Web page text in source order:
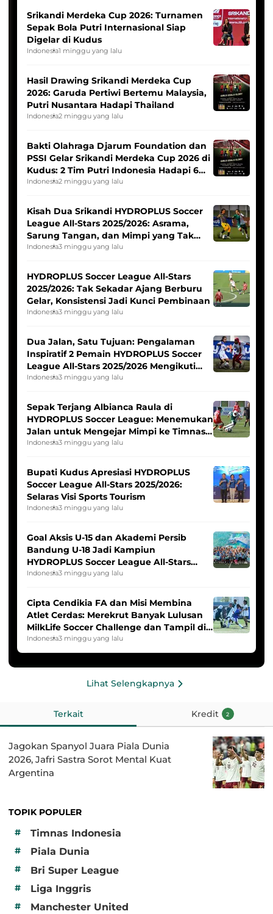
Srikandi Merdeka Cup 2026: Turnamen
Sepak Bola Putri Internasional Siap
Digelar di Kudus
Indonesia1 minggu yang lalu
Hasil Drawing Srikandi Merdeka Cup
2026: Garuda Pertiwi Bertemu Malaysia,
Putri Nusantara Hadapi Thailand
Indonesia2 minggu yang lalu
Bakti Olahraga Djarum Foundation dan
PSSI Gelar Srikandi Merdeka Cup 2026 di
Kudus: 2 Tim Putri Indonesia Hadapi 6
Tim Asia
Indonesia2 minggu yang lalu
Kisah Dua Srikandi HYDROPLUS Soccer
League All-Stars 2025/2026: Asrama,
Sarung Tangan, dan Mimpi yang Tak
Pernah Padam
Indonesia3 minggu yang lalu
HYDROPLUS Soccer League All-Stars
2025/2026: Tak Sekadar Ajang Berburu
Gelar, Konsistensi Jadi Kunci Pembinaan
Indonesia3 minggu yang lalu
Dua Jalan, Satu Tujuan: Pengalaman
Inspiratif 2 Pemain HYDROPLUS Soccer
League All-Stars 2025/2026 Mengikuti
Seleksi Timnas Indonesia Putri
Indonesia3 minggu yang lalu
Sepak Terjang Albianca Raula di
HYDROPLUS Soccer League: Menemukan
Jalan untuk Mengejar Mimpi ke Timnas
Indonesia Putri
Indonesia3 minggu yang lalu
Bupati Kudus Apresiasi HYDROPLUS
Soccer League All-Stars 2025/2026:
Selaras Visi Sports Tourism
Indonesia3 minggu yang lalu
Goal Aksis U-15 dan Akademi Persib
Bandung U-18 Jadi Kampiun
HYDROPLUS Soccer League All-Stars
2025/2026
Indonesia3 minggu yang lalu
Cipta Cendikia FA dan Misi Membina
Atlet Cerdas: Merekrut Banyak Lulusan
MilkLife Soccer Challenge dan Tampil di
HYDROPLUS Soccer League
Indonesia3 minggu yang lalu
Lihat Selengkapnya
Terkait Kredit 2
Jagokan Spanyol Juara Piala Dunia
2026, Jafri Sastra Sorot Mental Kuat
Argentina
TOPIK POPULER
#
Timnas Indonesia
# Piala Dunia
# Bri Super League
# Liga Inggris
# Manchester United